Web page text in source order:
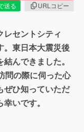
送る
URLコピー
レセントシティ
。東日本大震災後
んできました。
問の際に伺った心
ぜひ知っていただ
いです。